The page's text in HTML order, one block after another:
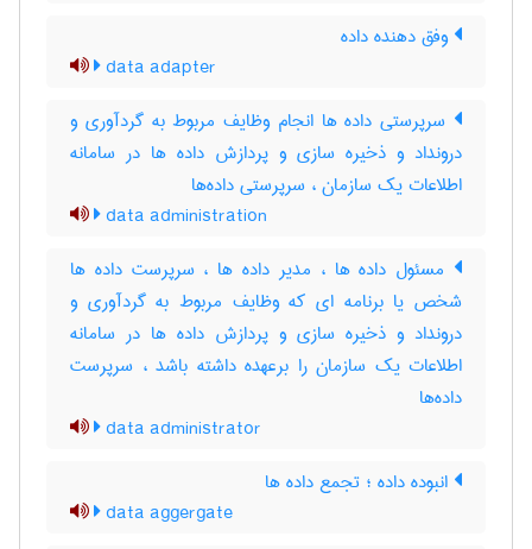
وفق دهنده داده
data adapter
سرپرستی داده ها انجام وظایف مربوط به گردآوری و
درونداد و ذخیره سازی و پردازش داده ها در سامانه
اطلاعات یک سازمان ، سرپرستی داده‌ها
data administration
مسئول داده ها ، مدیر داده ها ، سرپرست داده ها
شخص یا برنامه ای که وظایف مربوط به گردآوری و
درونداد و ذخیره سازی و پردازش داده ها در سامانه
اطلاعات یک سازمان را برعهده داشته باشد ، سرپرست
داده‌ها
data administrator
انبوده داده ؛ تجمع داده ها
data aggergate